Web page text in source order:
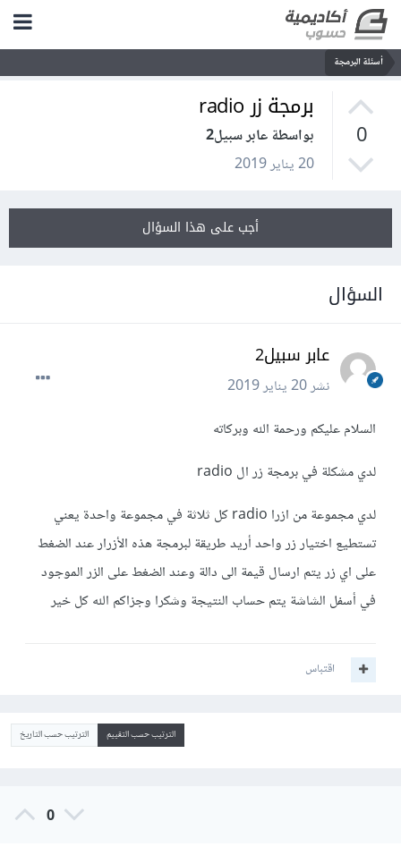
أسئلة البرمجة
0
برمجة زر radio
بواسطة عابر سبيل2
20 يناير 2019
أجب على هذا السؤال
السؤال
عابر سبيل2
نشر20 يناير 2019
السلام عليكم ورحمة الله وبركاته
لدي مشكلة في برمجة زر ال radio
لدي مجموعة من ازرا radio كل ثلاثة في مجموعة واحدة يعني
تستطيع اختيار زر واحد أريد طريقة لبرمجة هذه الأزرار عند الضغط
على اي زر يتم ارسال قيمة الى دالة وعند الضغط على الزر الموجود
في أسفل الشاشة يتم حساب النتيجة وشكرا وجزاكم الله كل خير
اقتباس
الترتيب حسب التقييم الترتيب حسب التاريخ
0